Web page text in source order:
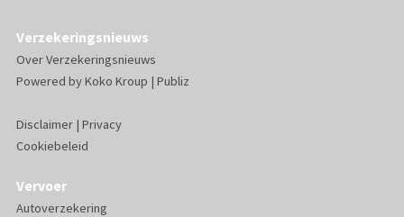
Verzekeringsnieuws
Over Verzekeringsnieuws
Powered byKoko Kroup | Publiz
Disclaimer| Privacy
Cookiebeleid
Vervoer
Autoverzekering